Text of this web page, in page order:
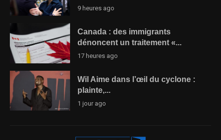
9 heures ago
Canada : des immigrants
dénoncent un traitement «...
17 heures ago
Wil Aime dans l’œil du cyclone :
plainte,...
1 jour ago